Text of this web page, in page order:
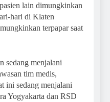
lain dimungkinkan
hari di Klaten
terpapar saat
sedang menjalani
tim medis,
ini sedang menjalani
Yogyakarta dan RSD